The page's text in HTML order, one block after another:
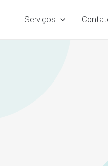
Serviços